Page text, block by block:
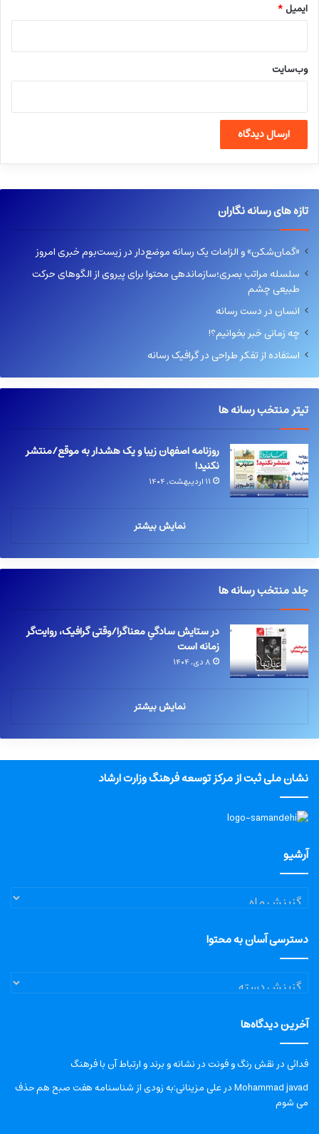
ایمیل*
وب‌سایت
تازه های رسانه نگاران
«گمان‌شکن» و الزامات یک رسانه موضع‌دار در زیست‌بوم خبری امروز
سلسله مراتب بصری؛سازماندهی محتوا برای پیروی از الگوهای حرکت
طبیعی چشم
انسان در دست رسانه
چه زمانی خبر بخوانیم؟!
استفاده از تفکر طراحی در گرافیک رسانه
تیتر منتخب رسانه ها
روزنامه اصفهان زیبا و یک هشدار به موقع/منتشر
نکنید!
۱۱ اردیبهشت, ۱۴۰۴
نمایش بیشتر
جلد منتخب رسانه ها
در ستایش سادگیِ معناگرا/وقتی گرافیک، روایت‌گر
زمانه است
۸ دی, ۱۴۰۴
نمایش بیشتر
نشان ملی ثبت از مرکز توسعه فرهنگ وزارت ارشاد
آرشیو
آرشیو
دسترسی آسان به محتوا
دسترسی
آسان
محتوا
آخرین دیدگاه‌ها
فدائیدرنقش رنگ و فونت در نشانه و برند و ارتباط آن با فرهنگ
Mohammad javadدرعلی مزینانی:به زودی از شناسنامه هفت صبح هم حذف
می شوم